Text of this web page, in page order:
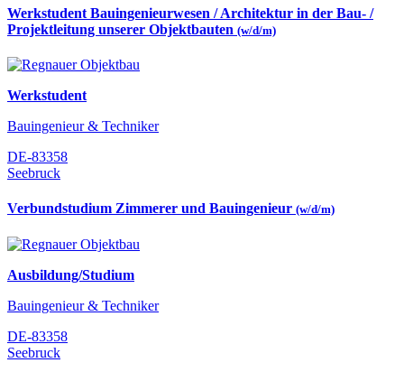
Werkstudent Bauingenieurwesen / Architektur in der Bau- /
Projektleitung unserer Objektbauten (w/d/m)
Werkstudent
Bauingenieur & Techniker
DE-83358
Seebruck
Verbundstudium Zimmerer und Bauingenieur (w/d/m)
Ausbildung/Studium
Bauingenieur & Techniker
DE-83358
Seebruck